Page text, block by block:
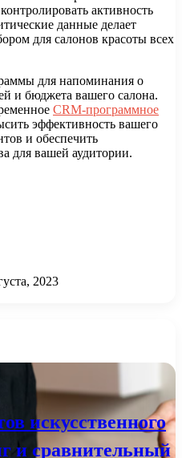
активность
данные делает
для салонов красоты всех
для напоминания о
и бюджета вашего салона.
CRM-программное
эффективность вашего
и обеспечить
для вашей аудитории.
2023
искусственного
и сравнительный